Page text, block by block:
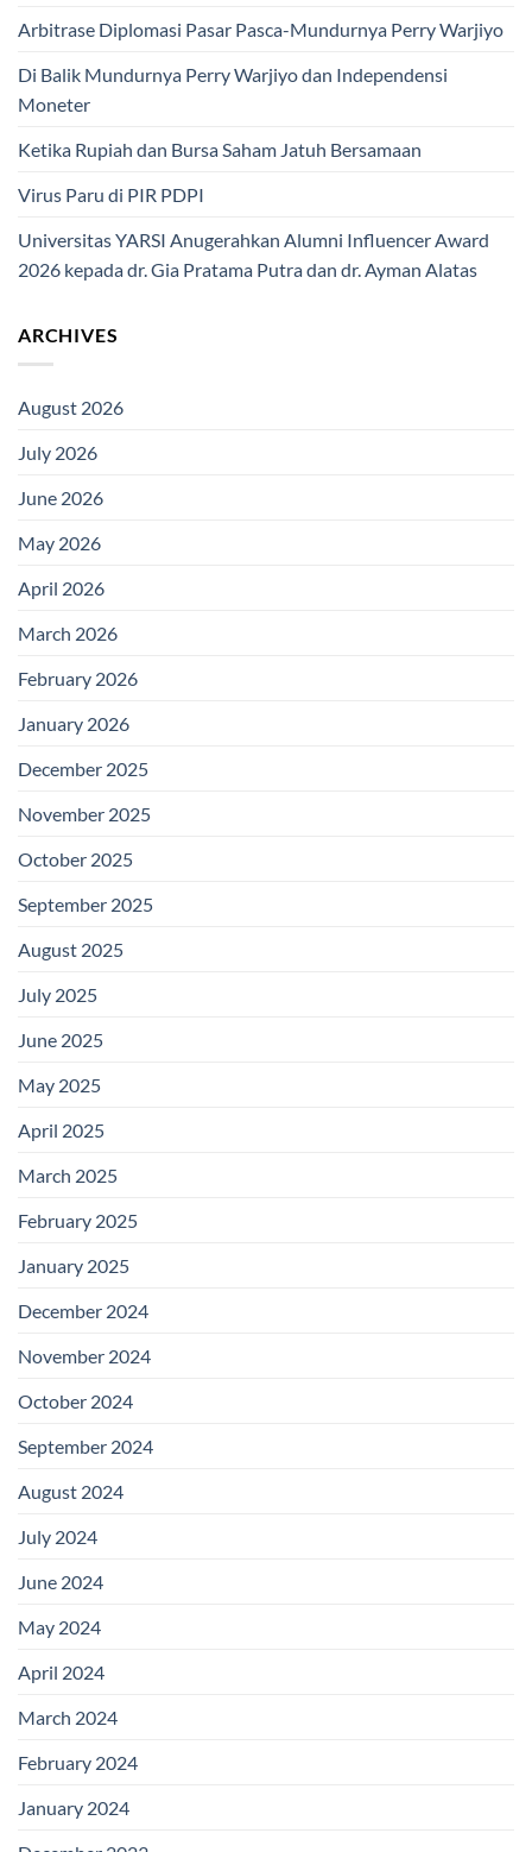
Arbitrase Diplomasi Pasar Pasca-Mundurnya Perry Warjiyo
Di Balik Mundurnya Perry Warjiyo dan Independensi
Moneter
Ketika Rupiah dan Bursa Saham Jatuh Bersamaan
Virus Paru di PIR PDPI
Universitas YARSI Anugerahkan Alumni Influencer Award
2026 kepada dr. Gia Pratama Putra dan dr. Ayman Alatas
ARCHIVES
August 2026
July 2026
June 2026
May 2026
April 2026
March 2026
February 2026
January 2026
December 2025
November 2025
October 2025
September 2025
August 2025
July 2025
June 2025
May 2025
April 2025
March 2025
February 2025
January 2025
December 2024
November 2024
October 2024
September 2024
August 2024
July 2024
June 2024
May 2024
April 2024
March 2024
February 2024
January 2024